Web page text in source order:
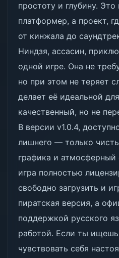
простоту и глубину.
платформер, а проект,
от кинжала до
Ниндзя, ассасин,
одной игре. Она не
но при этом не теряет
делает её идеальной
качественный, но не
В версии v1.0.4,
лишнего — только
графика и
игра полностью
свободно загрузить и
пиратская версия, а
поддержкой русского
работой. Если ты
чувствовать себя